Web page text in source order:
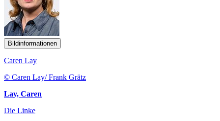
Bildinformationen
Caren Lay
© Caren Lay/ Frank Grätz
Lay, Caren
Die Linke